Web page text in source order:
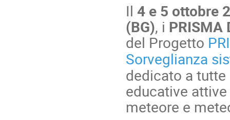
Il 4 e 5 ottobre
(BG), i PRISMA
del Progetto
Sorveglianza
dedicato a
educative
meteore e